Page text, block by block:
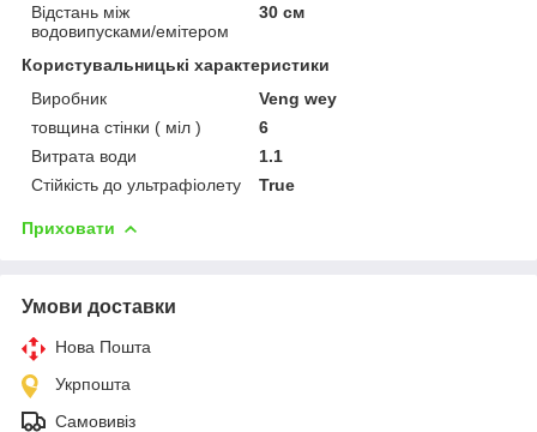
Відстань між
водовипусками/емітером
30 см
Користувальницькі характеристики
Виробник
Veng wey
товщина стінки ( міл )
6
Витрата води
1.1
Стійкість до ультрафіолету
True
Приховати
Умови доставки
Нова Пошта
Укрпошта
Самовивіз